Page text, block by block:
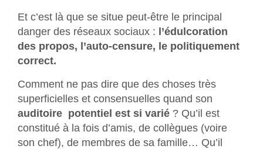
Et c’est là que se situe peut-être le principal
danger des réseaux sociaux : l’édulcoration
des propos, l’auto-censure, le politiquement
correct.
Comment ne pas dire que des choses très
superficielles et consensuelles quand son
auditoire potentiel est si varié ? Qu’il est
constitué à la fois d’amis, de collègues (voire
son chef), de membres de sa famille… Qu’il